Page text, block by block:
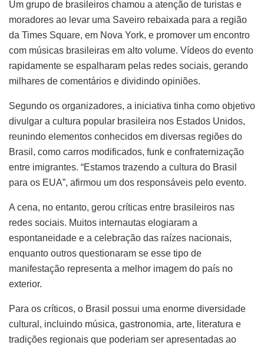
Um grupo de brasileiros chamou a atenção de turistas e
moradores ao levar uma Saveiro rebaixada para a região
da Times Square, em Nova York, e promover um encontro
com músicas brasileiras em alto volume. Vídeos do evento
rapidamente se espalharam pelas redes sociais, gerando
milhares de comentários e dividindo opiniões.
Segundo os organizadores, a iniciativa tinha como objetivo
divulgar a cultura popular brasileira nos Estados Unidos,
reunindo elementos conhecidos em diversas regiões do
Brasil, como carros modificados, funk e confraternização
entre imigrantes. “Estamos trazendo a cultura do Brasil
para os EUA”, afirmou um dos responsáveis pelo evento.
A cena, no entanto, gerou críticas entre brasileiros nas
redes sociais. Muitos internautas elogiaram a
espontaneidade e a celebração das raízes nacionais,
enquanto outros questionaram se esse tipo de
manifestação representa a melhor imagem do país no
exterior.
Para os críticos, o Brasil possui uma enorme diversidade
cultural, incluindo música, gastronomia, arte, literatura e
tradições regionais que poderiam ser apresentadas ao